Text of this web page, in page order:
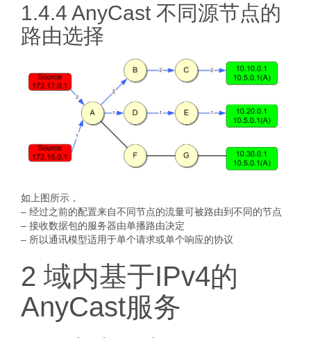
1.4.4 AnyCast 不同源节点的
路由选择
如上图所示，
– 经过之前的配置来自不同节点的流量可被路由到不同的节点
– 接收数据包的服务器由单播路由决定
– 所以通讯模型适用于单个请求或单个响应的协议
2 域内基于IPv4的
AnyCast服务